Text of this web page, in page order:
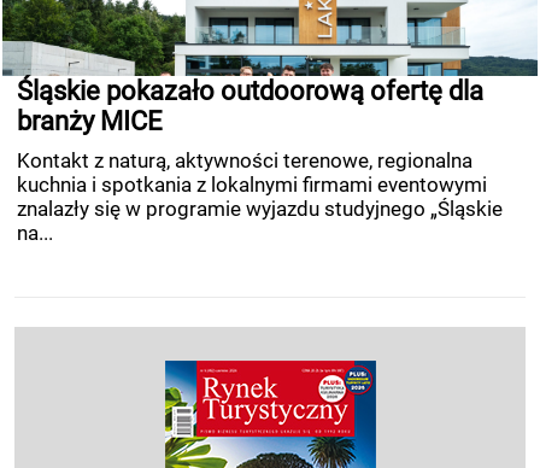
Śląskie pokazało outdoorową ofertę dla
branży MICE
Kontakt z naturą, aktywności terenowe, regionalna
kuchnia i spotkania z lokalnymi firmami eventowymi
znalazły się w programie wyjazdu studyjnego „Śląskie
na...